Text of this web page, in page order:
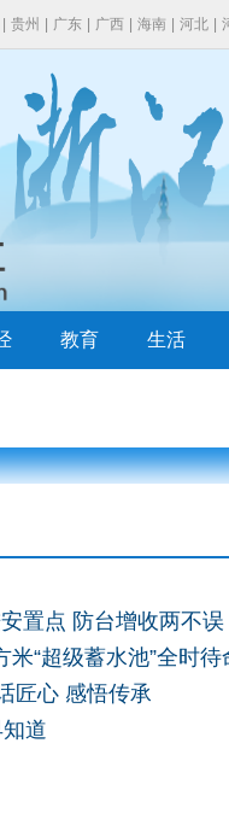
贵州 广东 广西 海南 河北
教育 生活
置点 防台增收两不误
米“超级蓄水池”全时待
匠心 感悟传承
道